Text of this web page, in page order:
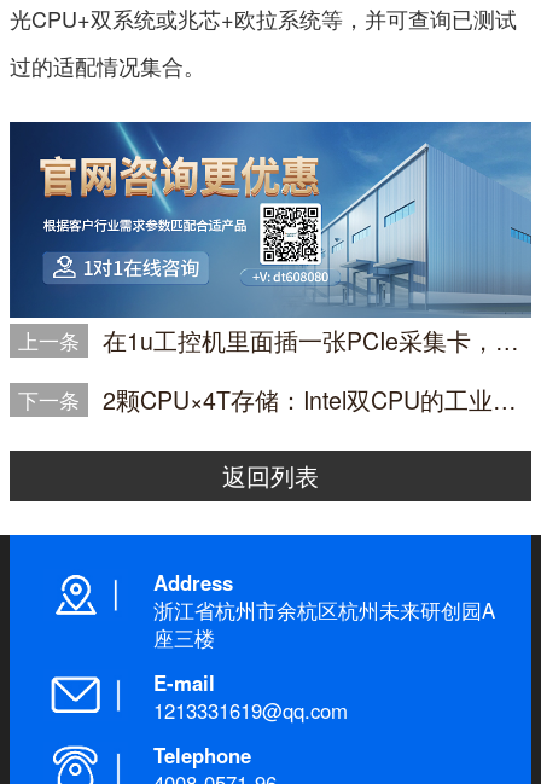
光CPU+双系统或兆芯+欧拉系统等，并可查询已测试
过的适配情况集合。
上一条 在1u工控机里面插一张PCIe采集卡，有空间吗？
下一条 2颗CPU×4T存储：Intel双CPU的工业主机算力升级指南
返回列表
Address
浙江省杭州市余杭区杭州未来研创园A
座三楼
E-mail
1213331619@qq.com
Telephone